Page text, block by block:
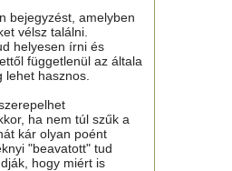
bejegyzést, amelyben
vélsz találni.
helyesen írni és
függetlenül az általa
hasznos.
ha nem túl szűk a
kár olyan poént
"beavatott" tud
hogy miért is